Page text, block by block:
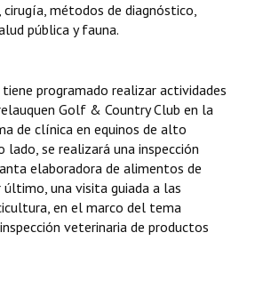
Registro
Huellas - Registro
- Registro
métodos de diagnóstico,
pública y fauna.
tiene programado realizar actividades
Golf & Country Club en la
de clínica en equinos de alto
se realizará una inspección
elaboradora de alimentos de
último, una visita guiada a las
en el marco del tema
veterinaria de productos